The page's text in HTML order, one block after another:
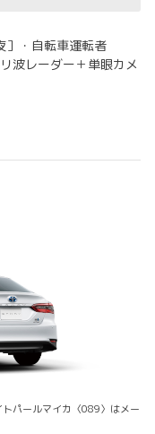
］・自転車運転者
波レーダー＋単眼カメ
パールマイカ〈089〉はメー